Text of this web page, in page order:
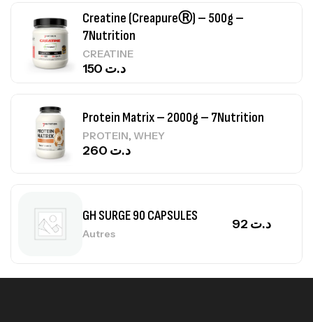
Creatine (CreapureⓇ) – 500g –
7Nutrition
CREATINE
د.ت
Protein Matrix – 2000g – 7Nutrition
PROTEIN,WHEY
د.ت
GH SURGE 90 CAPSULES
Autres
د.ت